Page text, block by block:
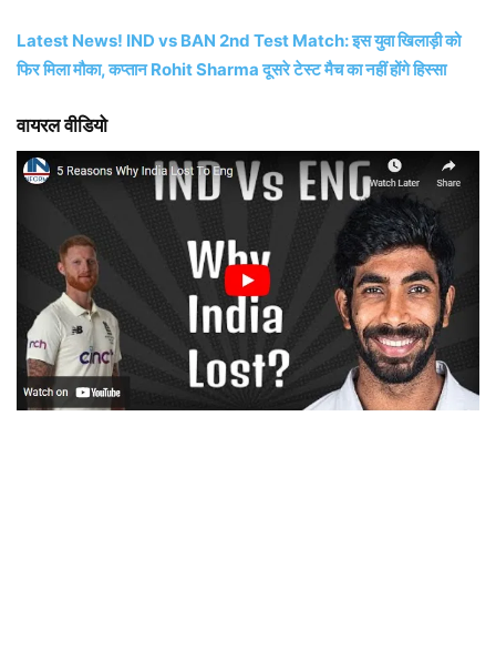
Latest News! IND vs BAN 2nd Test Match: इस युवा खिलाड़ी को
फिर मिला मौका, कप्तान Rohit Sharma दूसरे टेस्ट मैच का नहीं होंगे हिस्सा
वायरल वीडियो